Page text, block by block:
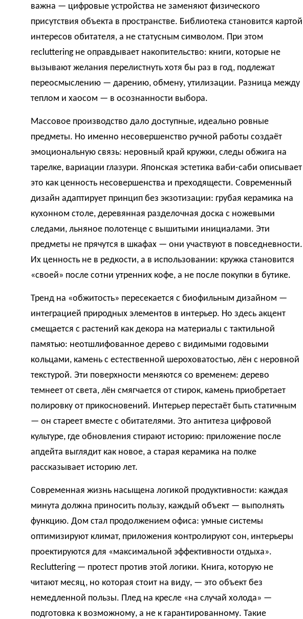
важна — цифровые устройства не заменяют физического
присутствия объекта в пространстве. Библиотека становится картой
интересов обитателя, а не статусным символом. При этом
recluttering не оправдывает накопительство: книги, которые не
вызывают желания перелистнуть хотя бы раз в год, подлежат
переосмыслению — дарению, обмену, утилизации. Разница между
теплом и хаосом — в осознанности выбора.
Массовое производство дало доступные, идеально ровные
предметы. Но именно несовершенство ручной работы создаёт
эмоциональную связь: неровный край кружки, следы обжига на
тарелке, вариации глазури. Японская эстетика ваби-саби описывает
это как ценность несовершенства и преходящести. Современный
дизайн адаптирует принцип без экзотизации: грубая керамика на
кухонном столе, деревянная разделочная доска с ножевыми
следами, льняное полотенце с вышитыми инициалами. Эти
предметы не прячутся в шкафах — они участвуют в повседневности.
Их ценность не в редкости, а в использовании: кружка становится
«своей» после сотни утренних кофе, а не после покупки в бутике.
Тренд на «обжитость» пересекается с биофильным дизайном —
интеграцией природных элементов в интерьер. Но здесь акцент
смещается с растений как декора на материалы с тактильной
памятью: неотшлифованное дерево с видимыми годовыми
кольцами, камень с естественной шероховатостью, лён с неровной
текстурой. Эти поверхности меняются со временем: дерево
темнеет от света, лён смягчается от стирок, камень приобретает
полировку от прикосновений. Интерьер перестаёт быть статичным
— он стареет вместе с обитателями. Это антитеза цифровой
культуре, где обновления стирают историю: приложение после
апдейта выглядит как новое, а старая керамика на полке
рассказывает историю лет.
Современная жизнь насыщена логикой продуктивности: каждая
минута должна приносить пользу, каждый объект — выполнять
функцию. Дом стал продолжением офиса: умные системы
оптимизируют климат, приложения контролируют сон, интерьеры
проектируются для «максимальной эффективности отдыха».
Recluttering — протест против этой логики. Книга, которую не
читают месяц, но которая стоит на виду, — это объект без
немедленной пользы. Плед на кресле «на случай холода» —
подготовка к возможному, а не к гарантированному. Такие